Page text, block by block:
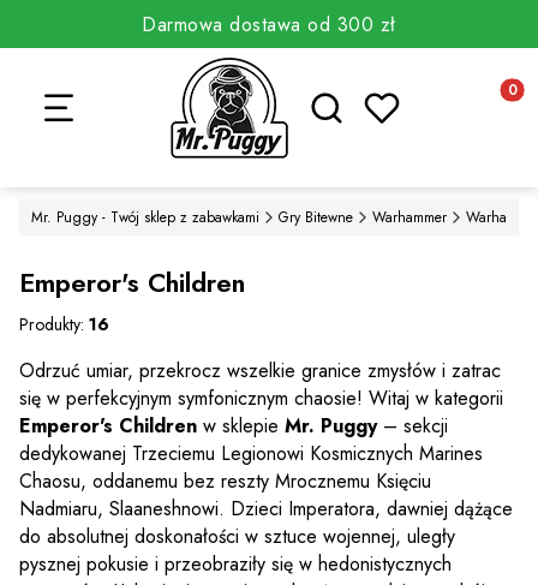
Darmowa dostawa od 300 zł
Otwórz wyszukiwarkę
Mr. Puggy - Twój sklep z zabawkami Gry Bitewne Warhammer
Emperor's Children
Produkty: 16
Odrzuć umiar, przekrocz wszelkie granice zmysłów i zatrac
się w perfekcyjnym symfonicznym chaosie! Witaj w kategorii
Emperor's Children w sklepie Mr. Puggy– sekcji
dedykowanej Trzeciemu Legionowi Kosmicznych Marines
Chaosu, oddanemu bez reszty Mrocznemu Księciu
Nadmiaru, Slaaneshnowi. Dzieci Imperatora, dawniej dążące
do absolutnej doskonałości w sztuce wojennej, uległy
pysznej pokusie i przeobraziły się w hedonistycznych